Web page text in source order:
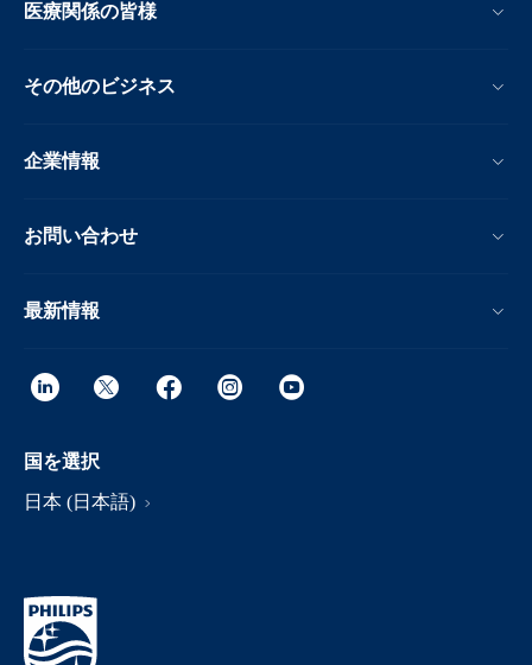
医療関係の皆様
その他のビジネス
企業情報
お問い合わせ
最新情報
国を選択
日本 (日本語)